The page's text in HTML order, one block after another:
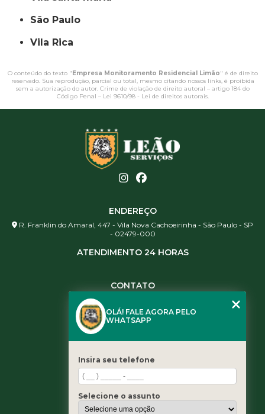
São Paulo
Vila Rica
O conteúdo do texto "Empresa Monitoramento Residencial Limão" é de direito
reservado. Sua reprodução, parcial ou total, mesmo citando nossos links, é proibida
sem a autorização do autor. Crime de violação de direito autoral – artigo 184 do
Código Penal – Lei 9610/98 - Lei de direitos autorais.
ENDEREÇO
R. Franklin do Amaral, 447 - Vila Nova Cachoeirinha - São Paulo - SP
- 02479-000
ATENDIMENTO 24 HORAS
CONTATO
(11) 3461-5871
contato@leaoservicos.com.br
Home
Quem somos
OLÁ! FALE AGORA PELO
WHATSAPP
Insira seu telefone
Selecione o assunto